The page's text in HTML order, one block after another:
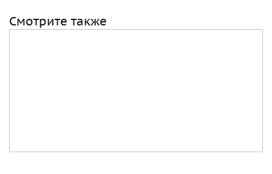
Смотрите также